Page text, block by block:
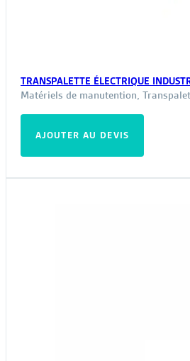
TRANSPALETTE ÉLECTRIQUE
Matériels de manutention,
AJOUTER AU DEVIS